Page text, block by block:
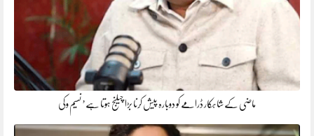
ماضی کے شاہکار ڈرامے کو دوبارہ پیش کرنا بڑا چیلنج ہوتا ہے’ نسیم وکی